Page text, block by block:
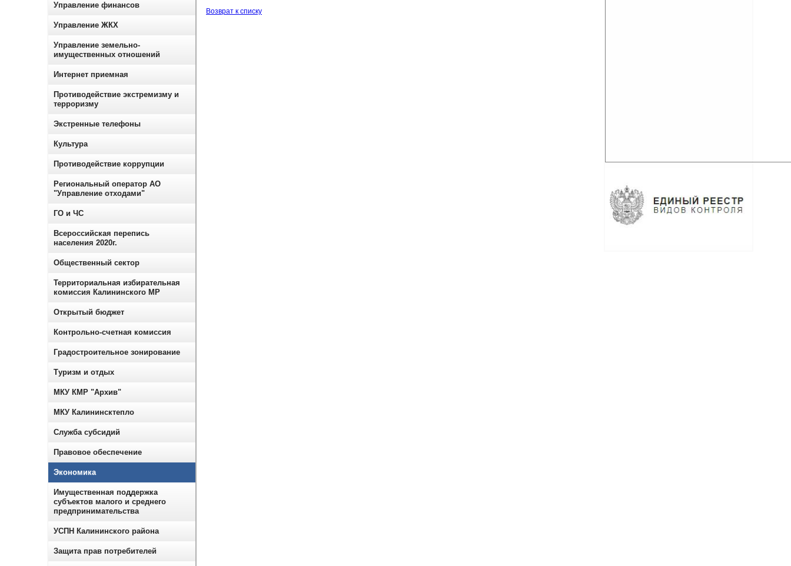
Возврат к списку
Управление финансов
Управление ЖКХ
Управление земельно-
имущественных отношений
Интернет приемная
Противодействие экстремизму и
терроризму
Экстренные телефоны
Культура
Противодействие коррупции
Региональный оператор АО
"Управление отходами"
ГО и ЧС
Всероссийская перепись
населения 2020г.
Общественный сектор
Территориальная избирательная
комиссия Калининского МР
Открытый бюджет
Контрольно-счетная комиссия
Градостроительное зонирование
Туризм и отдых
МКУ КМР "Архив"
МКУ Калининсктепло
Служба субсидий
Правовое обеспечение
Экономика
Имущественная поддержка
субъектов малого и среднего
предпринимательства
УСПН Калининского района
Защита прав потребителей